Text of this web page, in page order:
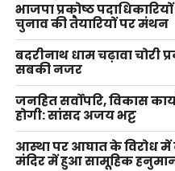
भाजपा प्रकोष्ठ
चुनाव की तैयारियों पर मंथन
बदरीनाथ धाम चढ़ावा चोरी
सबकी नजर
जनहित सर्वोपरि, विकास
होगी: सांसद अजय भट्ट
आस्था पर आघात के विरोध में
मंदिर में हुआ सामूहिक